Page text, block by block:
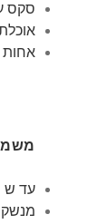
סקס
אחות
עד ש
מנשק